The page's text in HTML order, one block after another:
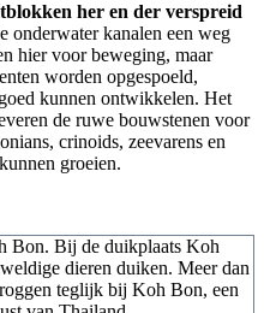
her en der verspreid
onderwater kanalen een weg
hier voor beweging, maar
worden opgespoeld,
kunnen ontwikkelen. Het
de ruwe bouwstenen voor
crinoids, zeevarens en
groeien.